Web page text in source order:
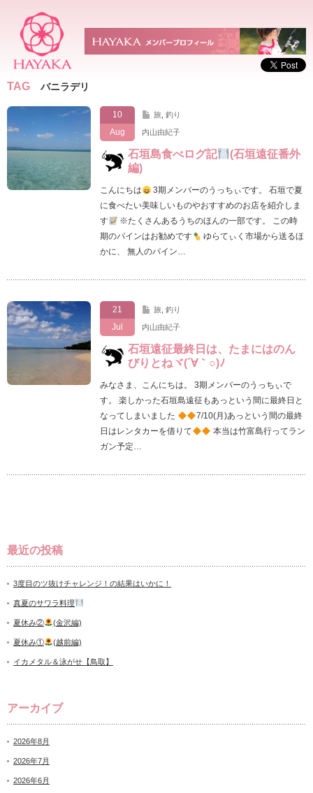
TAG バニラデリ
10
Aug
旅, 釣り
内山由紀子
石垣島食べログ記
(石垣遠征番外
編)
こんにちは
3期メンバーのうっちぃです。 石垣で夏
に食べたい美味しいものやおすすめのお店を紹介しま
す
※たくさんあるうちのほんの一部です。 この時
期のパインはお勧めです
ゆらてぃく市場から送るほ
かに、 無人のパイン…
21
Jul
旅, 釣り
内山由紀子
石垣遠征最終日は、たまにはのん
びりとねヾ(´∀｀○)ﾉ
みなさま、こんにちは。 3期メンバーのうっちぃで
す。 楽しかった石垣島遠征もあっという間に最終日と
なってしまいました
7/10(月)あっという間の最終
日はレンタカーを借りて
本当は竹富島行ってラン
ガン予定…
最近の投稿
3度目のツ抜けチャレンジ！の結果はいかに！
真夏のサワラ料理
夏休み② (金沢編)
夏休み① (越前編)
イカメタル＆泳がせ【鳥取】
アーカイブ
2026年8月
2026年7月
2026年6月